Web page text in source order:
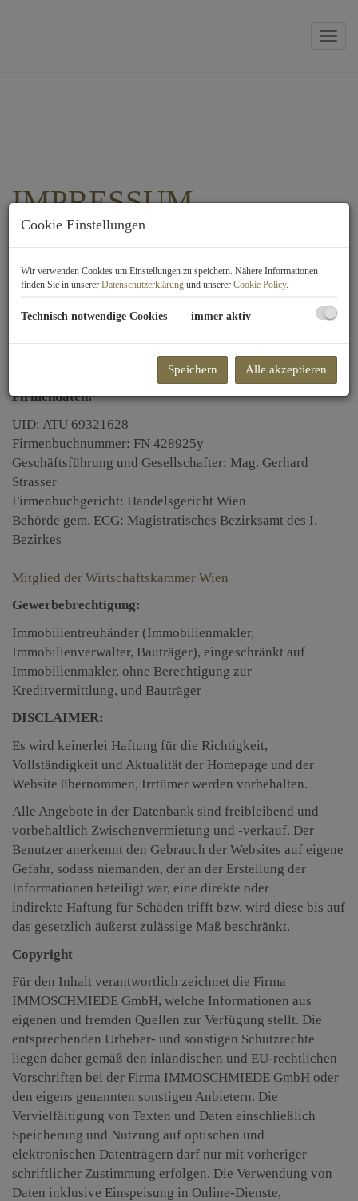
IMPRESSUM
IMMOSCHMIEDE GmbH
Grünangergasse 8/5
Firmendaten:
UID: ATU 69321628
Firmenbuchnummer: FN 428925y
Geschäftsführung und Gesellschafter: Mag. Gerhard
Strasser
Firmenbuchgericht: Handelsgericht Wien
Behörde gem. ECG: Magistratisches Bezirksamt des I.
Bezirkes
Mitglied der Wirtschaftskammer Wien
Gewerbebrechtigung:
Immobilientreuhänder (Immobilienmakler,
Immobilienverwalter, Bauträger), eingeschränkt auf
Immobilienmakler, ohne Berechtigung zur
Kreditvermittlung, und Bauträger
DISCLAIMER:
Es wird keinerlei Haftung für die Richtigkeit,
Vollständigkeit und Aktualität der Homepage und der
Website übernommen, Irrtümer werden vorbehalten.
Alle Angebote in der Datenbank sind freibleibend und
vorbehaltlich Zwischenvermietung und -verkauf. Der
Benutzer anerkennt den Gebrauch der Websites auf eigene
Gefahr, sodass niemanden, der an der Erstellung der
Informationen beteiligt war, eine direkte oder
indirekte Haftung für Schäden trifft bzw. wird diese bis auf
das gesetzlich äußerst zulässige Maß beschränkt.
Copyright
Für den Inhalt verantwortlich zeichnet die Firma
IMMOSCHMIEDE GmbH, welche Informationen aus
eigenen und fremden Quellen zur Verfügung stellt. Die
entsprechenden Urheber- und sonstigen Schutzrechte
liegen daher gemäß den inländischen und EU-rechtlichen
Vorschriften bei der Firma IMMOSCHMIEDE GmbH oder
den eigens genannten sonstigen Anbietern. Die
Vervielfältigung von Texten und Daten einschließlich
Speicherung und Nutzung auf optischen und
elektronischen Datenträgern darf nur mit vorheriger
schriftlicher Zustimmung erfolgen. Die Verwendung von
Daten inklusive Einspeisung in Online-Dienste,
Cookie Einstellungen
Wir verwenden Cookies um Einstellungen zu speichern. Nähere Informationen
finden Sie in unserer Datenschutzerklärung und unserer Cookie Policy.
Technisch notwendige Cookies immer aktiv
Speichern Alle akzeptieren